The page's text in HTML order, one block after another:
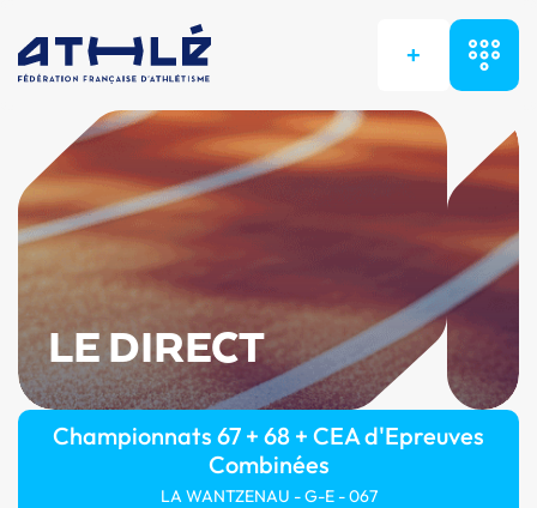
+
LE DIRECT
Championnats 67 + 68 + CEA d'Epreuves
Combinées
LA WANTZENAU - G-E - 067